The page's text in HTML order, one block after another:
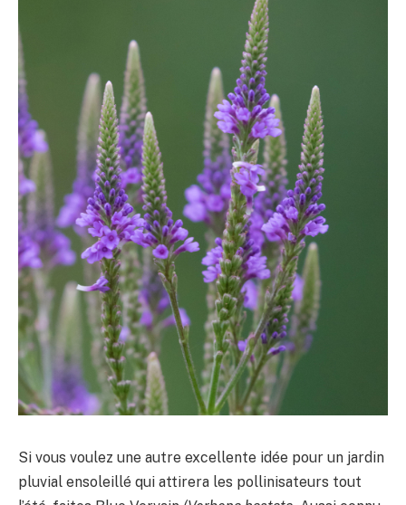
Si vous voulez une autre excellente idée pour un jardin
pluvial ensoleillé qui attirera les pollinisateurs tout